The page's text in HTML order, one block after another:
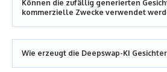
Können die zufällig generierten
kommerzielle Zwecke verwendet
Wie erzeugt die Deepswap-KI